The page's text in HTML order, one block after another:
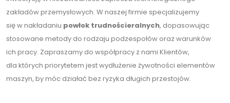
zakładów przemysłowych. W naszej firmie specjalizujemy
się w nakładaniu powłok trudnościeralnych, dopasowując
stosowane metody do rodzaju podzespołów oraz warunków
ich pracy. Zapraszamy do współpracy z nami Klientów,
dla których priorytetem jest wydłużenie żywotności elementów
maszyn, by móc działać bez ryzyka długich przestojów.